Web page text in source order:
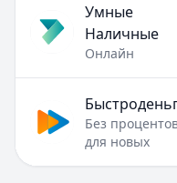
Умные
Наличные
Онлайн
Без
для новых